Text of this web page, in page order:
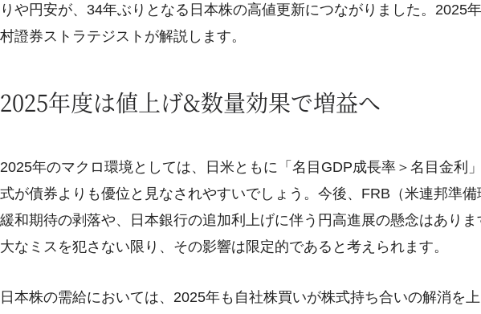
りや円安が、34年ぶりとなる日本株の高値更新につながりました。2025
村證券ストラテジストが解説します。
2025年度は値上げ&数量効果で増益へ
2025年のマクロ環境としては、日米ともに「名目GDP成長率＞名目金利
式が債券よりも優位と見なされやすいでしょう。今後、FRB（米連邦準
緩和期待の剥落や、日本銀行の追加利上げに伴う円高進展の懸念はあり
大なミスを犯さない限り、その影響は限定的であると考えられます。
日本株の需給においては、2025年も自社株買いが株式持ち合いの解消を